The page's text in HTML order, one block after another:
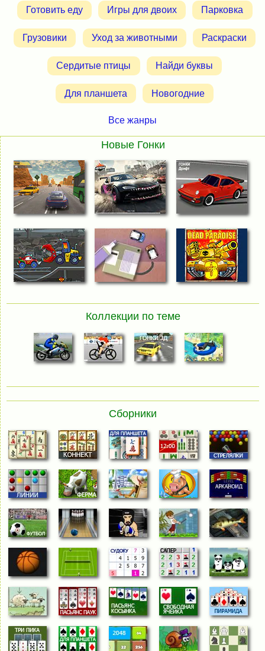
Готовить еду Игры для двоих Парковка
Грузовики Уход за животными Раскраски
Сердитые птицы Найди буквы
Для планшета Новогодние
Все жанры
Новые Гонки
Коллекции по теме
Сборники